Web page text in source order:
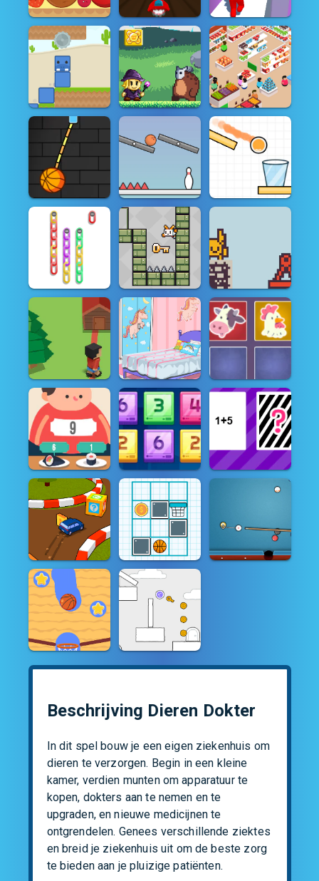
Beschrijving Dieren Dokter
In dit spel bouw je een eigen ziekenhuis om
dieren te verzorgen. Begin in een kleine
kamer, verdien munten om apparatuur te
kopen, dokters aan te nemen en te
upgraden, en nieuwe medicijnen te
ontgrendelen. Genees verschillende ziektes
en breid je ziekenhuis uit om de beste zorg
te bieden aan je pluizige patiënten.